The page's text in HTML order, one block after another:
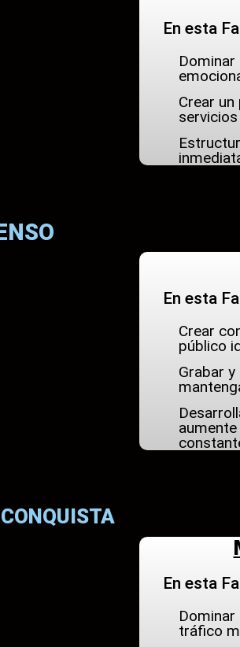
En esta
Crear
En esta
Crear
público
Grabar
En esta
Dominar
tráfico